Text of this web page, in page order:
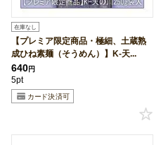
在庫なし
【プレミア限定商品・極細、土蔵熟
成ひね素麺（そうめん）】K-天...
640円
5pt